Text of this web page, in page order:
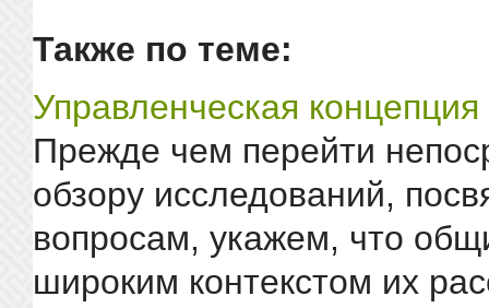
Также по теме:
Управленческая
Прежде чем перейти
обзору исследований,
вопросам, укажем, что
широким контекстом их